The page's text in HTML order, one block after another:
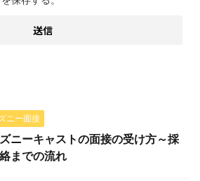
ニー面接
ニーキャストの面接の受け方～採
までの流れ